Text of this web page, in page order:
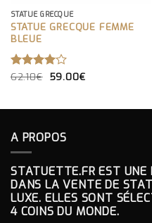
STATUE GRECQUE
STATUE GRECQUE FEMME
BLEUE
NOTE
62.10€ LE
62.10€.
59.00€LE
59.00€.
A PROPOS
STATUETTE.FR EST UNE
DANS LA VENTE DE
LUXE. ELLES SONT
4 COINS DU MONDE.